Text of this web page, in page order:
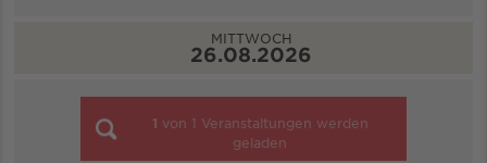
MITTWOCH
26.08.2026
1 von 1 Veranstaltungen werden
geladen